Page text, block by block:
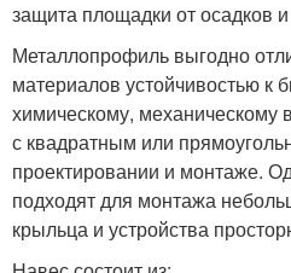
защита площадки от осадков
Металлопрофиль выгодно
материалов устойчивостью к
химическому,
с квадратным или
проектировании и монтаже.
подходят для монтажа
крыльца и устройства